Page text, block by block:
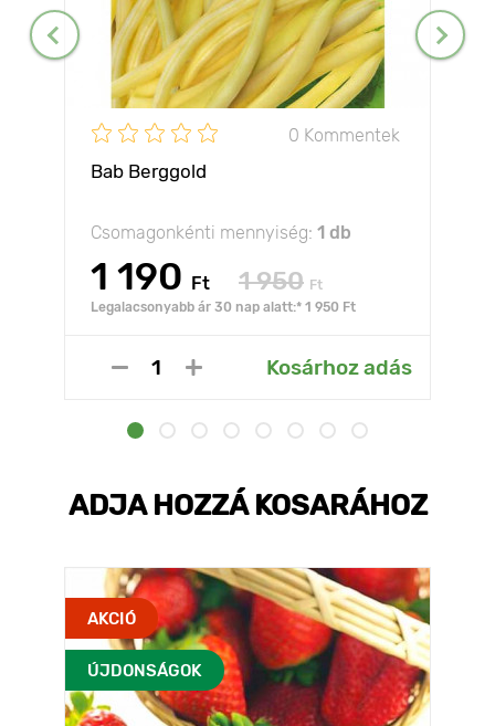
0 Kommentek
Bab Berggold
Csomagonkénti mennyiség: 1 db
1 190 Ft 1 950 Ft
Legalacsonyabb ár 30 nap alatt:* 1 950 Ft
Kosárhoz adás
ADJA HOZZÁ KOSARÁHOZ
AKCIÓ
ÚJDONSÁGOK